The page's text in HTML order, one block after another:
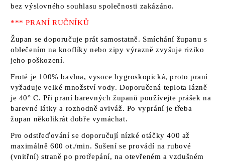
bez výslovného souhlasu společnosti zakázáno.
*** PRANÍ RUČNÍKŮ
Župan se doporučuje prát samostatně. Smíchání županu s
oblečením na knoflíky nebo zipy výrazně zvyšuje riziko
jeho poškození.
Froté je 100% bavlna, vysoce hygroskopická, proto praní
vyžaduje velké množství vody. Doporučená teplota lázně
je 40° C. Při praní barevných županů používejte prášek na
barevné látky a rozhodně aviváž. Po vyprání je třeba
župan několikrát dobře vymáchat.
Pro odstřeďování se doporučují nízké otáčky 400 až
maximálně 600 ot./min. Sušení se provádí na rubové
(vnitřní) straně po protřepání, na otevřeném a vzdušném